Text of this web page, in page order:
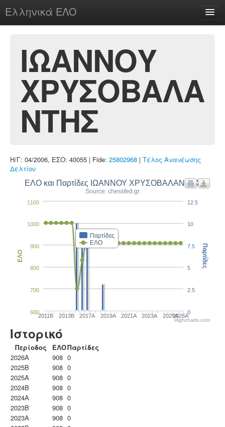
Ελληνικά ΕΛΟ
chesstu.be @ discord
Login
ΙΩΑΝΝΟΥ
ΧΡΥΣΟΒΑΛΑ
ΝΤΗΣ
Η/Γ: 04/2006, ΕΣΟ: 40055 | Fide: 25802968 | Τέλος Ανανέωσης
Δελτίου
ΕΛΟ και Παρτίδες ΙΩΑΝΝΟΥ ΧΡΥΣΟΒΑΛΑΝΤΗΣ
Source: chessfed.gr
Παρτίδες
ΕΛΟ
2011B 2013B 2017A 2019A 2021A 2023Α 2025A2026A
600
700
800
900
1000
1100
ΕΛΟ
0
2.5
5
7.5
10
12.5
Παρτίδες
Highcharts.com
Ιστορικό
Περίοδος ΕΛΟΠαρτίδες
2026A
908 0
2025B
908 0
2025A
908 0
2024B
908 0
2024A
908 0
2023B
908 0
2023Α
908 0